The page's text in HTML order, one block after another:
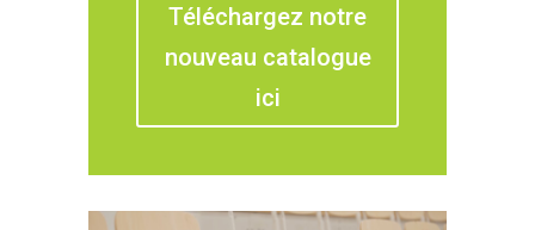
Téléchargez notre
nouveau catalogue
ici